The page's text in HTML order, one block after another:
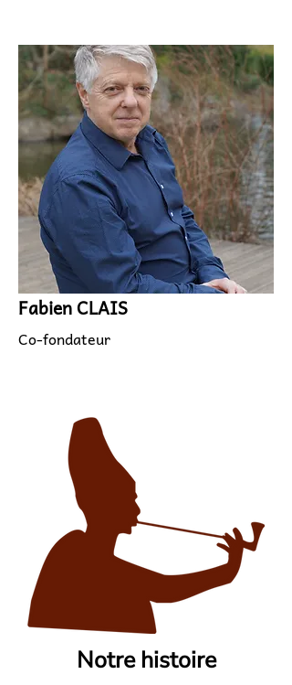
Fabien CLAIS
Co-fondateur
Notre histoire